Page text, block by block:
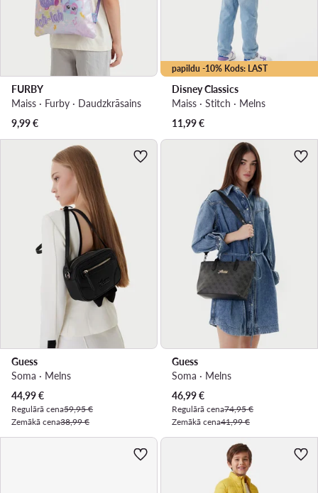
FURBY
Maiss · Furby · Daudzkrāsains
9,99€
papildu -10% Kods: LAST
Disney Classics
Maiss · Stitch · Melns
11,99€
Guess
Soma · Melns
Pašreizējā cena
44,99€
Regulārā cena59,95 €
Zemākā cena38,99 €
Guess
Soma · Melns
Pašreizējā cena
46,99€
Regulārā cena74,95 €
Zemākā cena41,99 €